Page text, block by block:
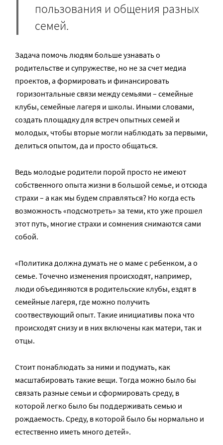
пользования и общения разных
семей.
Задача помочь людям больше узнавать о
родительстве и супружестве, но не за счет медиа
проектов, а формировать и финансировать
горизонтальные связи между семьями – семейные
клубы, семейные лагеря и школы. Иными словами,
создать площадку для встреч опытных семей и
молодых, чтобы вторые могли наблюдать за первыми,
делиться опытом, да и просто общаться.
Ведь молодые родители порой просто не имеют
собственного опыта жизни в большой семье, и отсюда
страхи – а как мы будем справляться? Но когда есть
возможность «подсмотреть» за теми, кто уже прошел
этот путь, многие страхи и сомнения снимаются сами
собой.
«Политика должна думать не о маме с ребенком, а о
семье. Точечно изменения происходят, например,
люди объединяются в родительские клубы, ездят в
семейные лагеря, где можно получить
соотвествующий опыт. Такие инициативы пока что
происходят снизу и в них включены как матери, так и
отцы.
Стоит понаблюдать за ними и подумать, как
масштабировать такие вещи. Тогда можно было бы
связать разные семьи и сформировать среду, в
которой легко было бы поддерживать семью и
рождаемость. Среду, в которой было бы нормально и
естественно иметь много детей».